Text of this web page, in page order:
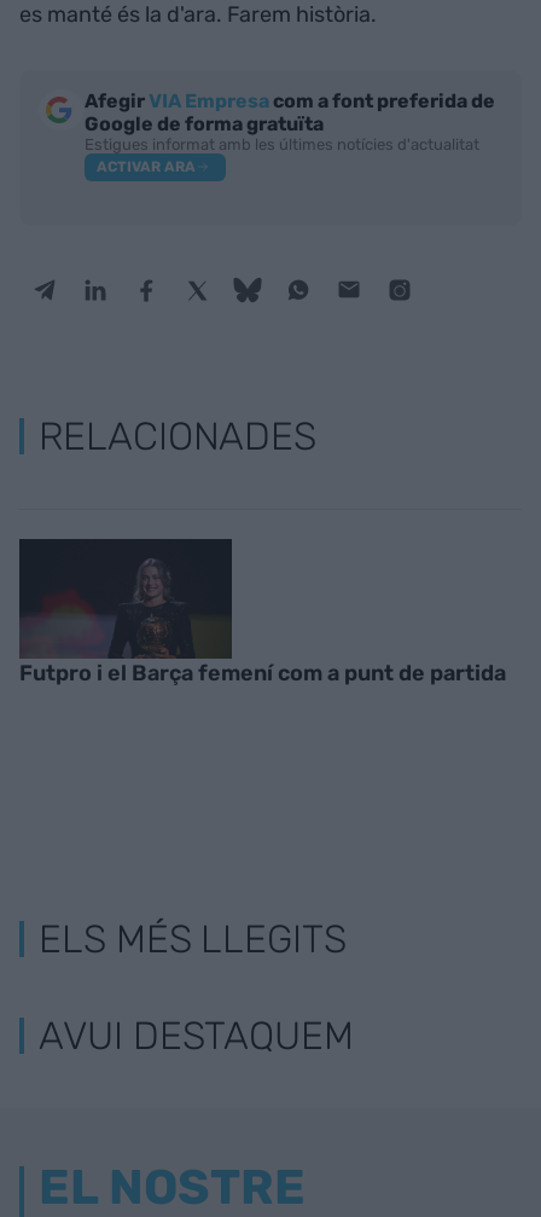
es manté és la d'ara. Farem història.
AfegirVIA Empresa com a font preferida de
Google de forma gratuïta
Estigues informat amb les últimes notícies d'actualitat
ACTIVAR ARA
RELACIONADES
Futpro i el Barça femení com a punt de partida
ELS MÉS LLEGITS
AVUI DESTAQUEM
EL NOSTRE